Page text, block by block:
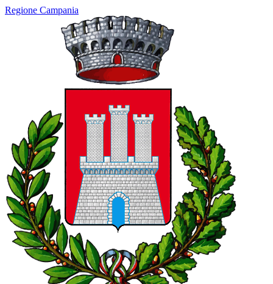
Regione Campania